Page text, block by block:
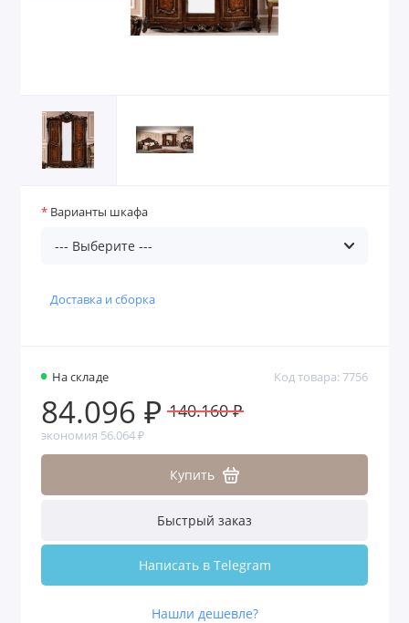
На складе Код товара: 7756
84.096 ₽ 140.160 ₽
экономия 56.064 ₽
Купить
Быстрый заказ
Написать в Telegram
Нашли дешевле?
Варианты шкафа
Доставка и сборка